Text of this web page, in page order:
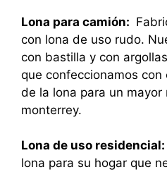
Lona para camión:
con lona de uso rudo.
con bastilla y con
que confeccionamos
de la lona para un
monterrey.
Lona de uso residencial:
lona para su hogar que